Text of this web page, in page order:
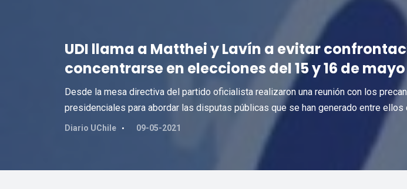
UDI llama a Matthei y Lavín a evitar
concentrarse en elecciones del 15 y 16 de mayo
Desde la mesa directiva del partido oficialista realizaron una reunión con los
presidenciales para abordar las disputas públicas que se han generado entre
Diario UChile 09-05-2021